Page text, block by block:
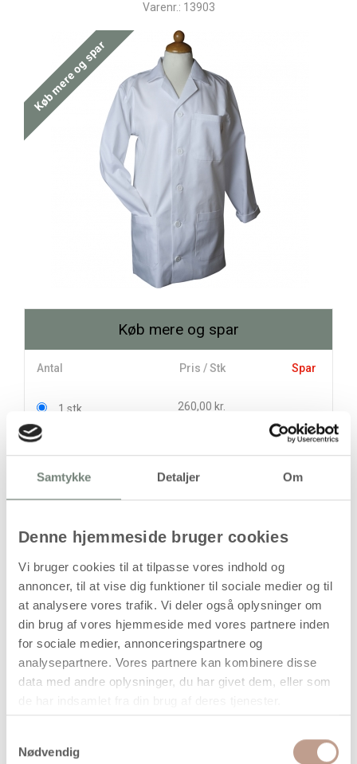
Samtykke Detaljer Om
Denne hjemmeside bruger cookies
Vi bruger cookies til at tilpasse vores indhold og
annoncer, til at vise dig funktioner til sociale medier og til
at analysere vores trafik. Vi deler også oplysninger om
din brug af vores hjemmeside med vores partnere inden
for sociale medier, annonceringspartnere og
analysepartnere. Vores partnere kan kombinere disse
data med andre oplysninger, du har givet dem, eller som
Nødvendig
Varenr.: 13903
Køb mere og spar
Køb mere og spar
Antal Pris / Stk Spar
1 stk 260,00 kr.
260,00
(208,00kr.ekskl. moms)
Leveringsomkostninger
Læg i kurven
Din bestilling er først bindende,
når vi har bekræftet din ordre.
På lager